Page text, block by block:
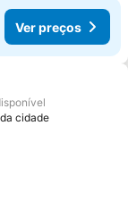
Ver preços
favoritos
cidade